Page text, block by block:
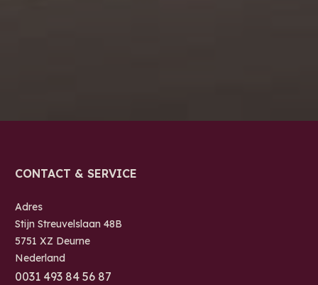
CONTACT & SERVICE
Adres
Stijn Streuvelslaan 48B
5751 XZ Deurne
Nederland
0031 493 84 56 87